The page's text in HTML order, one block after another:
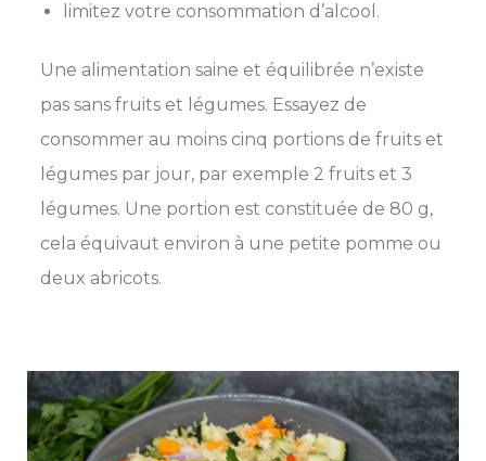
limitez votre consommation d’alcool.
Une alimentation saine et équilibrée n’existe
pas sans fruits et légumes. Essayez de
consommer au moins cinq portions de fruits et
légumes par jour, par exemple 2 fruits et 3
légumes. Une portion est constituée de 80 g,
cela équivaut environ à une petite pomme ou
deux abricots.